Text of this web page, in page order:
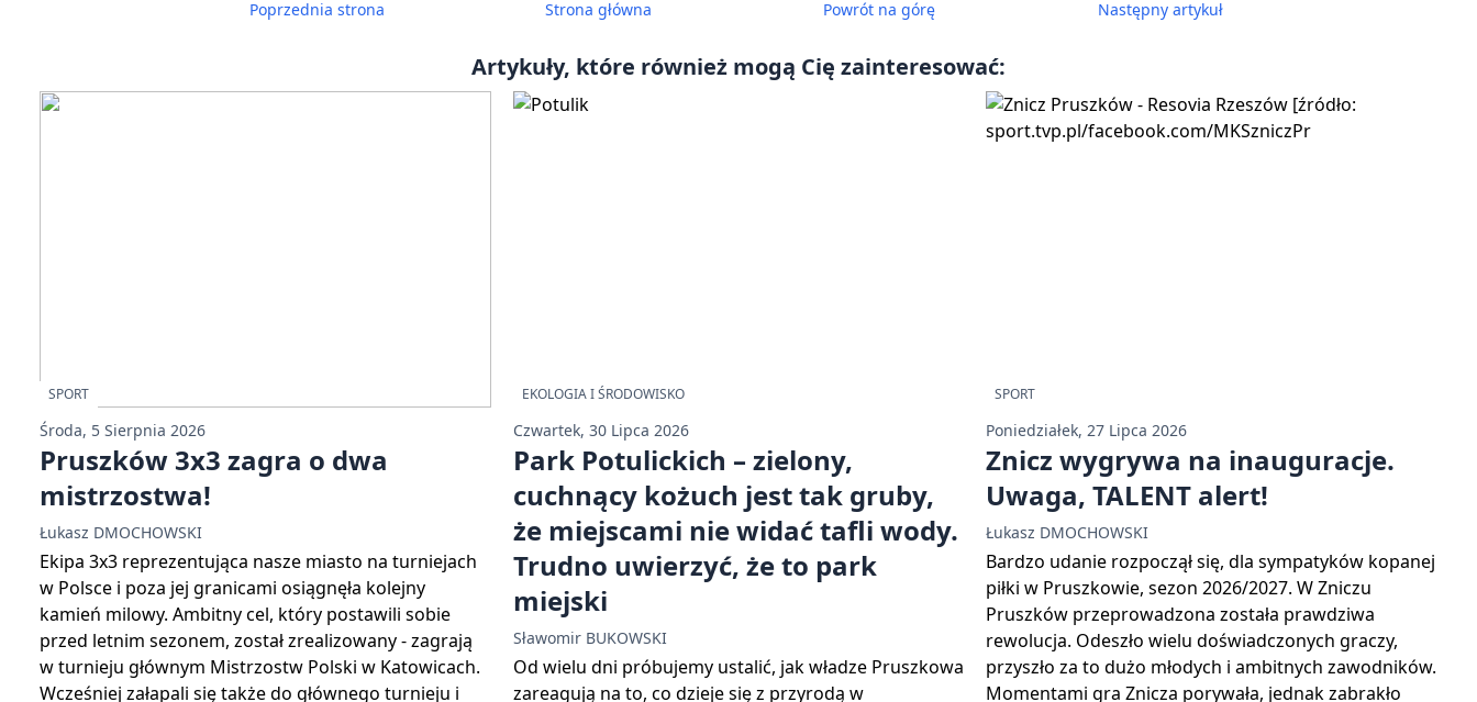
Poprzednia strona Strona główna Powrót na górę Następny artykuł
Artykuły, które również mogą Cię zainteresować:
SPORT
Środa, 5 Sierpnia 2026
Pruszków 3x3 zagra o dwa
mistrzostwa!
Łukasz DMOCHOWSKI
Ekipa 3x3 reprezentująca nasze miasto na turniejach
w Polsce i poza jej granicami osiągnęła kolejny
kamień milowy. Ambitny cel, który postawili sobie
przed letnim sezonem, został zrealizowany - zagrają
w turnieju głównym Mistrzostw Polski w Katowicach.
Wcześniej załapali się także do głównego turnieju i
EKOLOGIA I ŚRODOWISKO
Czwartek, 30 Lipca 2026
Park Potulickich – zielony,
cuchnący kożuch jest tak gruby,
że miejscami nie widać tafli wody.
Trudno uwierzyć, że to park
miejski
Sławomir BUKOWSKI
Od wielu dni próbujemy ustalić, jak władze Pruszkowa
zareagują na to, co dzieje się z przyrodą w
SPORT
Poniedziałek, 27 Lipca 2026
Znicz wygrywa na inauguracje.
Uwaga, TALENT alert!
Łukasz DMOCHOWSKI
Bardzo udanie rozpoczął się, dla sympatyków kopanej
piłki w Pruszkowie, sezon 2026/2027. W Zniczu
Pruszków przeprowadzona została prawdziwa
rewolucja. Odeszło wielu doświadczonych graczy,
przyszło za to dużo młodych i ambitnych zawodników.
Momentami gra Znicza porywała, jednak zabrakło